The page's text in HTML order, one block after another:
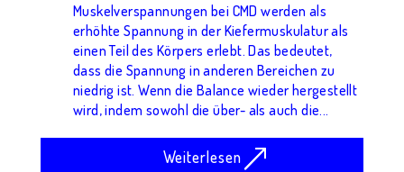
Muskelverspannungen bei CMD werden als
erhöhte Spannung in der Kiefermuskulatur als
einen Teil des Körpers erlebt. Das bedeutet,
dass die Spannung in anderen Bereichen zu
niedrig ist. Wenn die Balance wieder hergestellt
wird, indem sowohl die über- als auch die...
Weiterlesen